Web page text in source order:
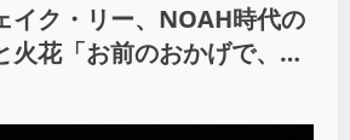
イク・リー、NOAH時代の
火花「お前のおかげで、忘
したわ」